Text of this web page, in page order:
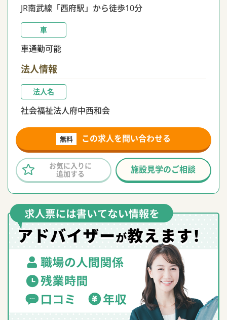
JR南武線「西府駅」から徒歩10分
車
車通勤可能
法人情報
法人名
社会福祉法人府中西和会
無料 この求人を問い合わせる
施設見学のご相談
お気に入りに
追加する